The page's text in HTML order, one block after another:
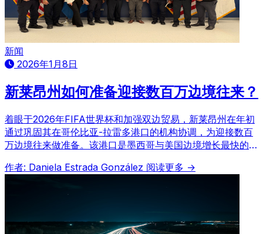
新闻
2026年1月8日
新莱昂州如何准备迎接数百万边境往来？
着眼于2026年FIFA世界杯和加强双边贸易，新莱昂州在年初
通过巩固其在哥伦比亚-拉雷多港口的机构协调，为迎接数百
万边境往来做准备。该港口是墨西哥与美国边境增长最快的口
作者: Daniela Estrada González 阅读更多 →